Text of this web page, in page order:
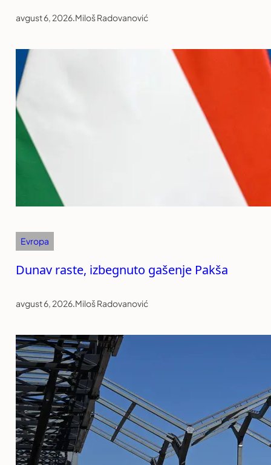
avgust 6, 2026.Miloš Radovanović
Evropa
Dunav raste, izbegnuto gašenje Pakša
avgust 6, 2026.Miloš Radovanović